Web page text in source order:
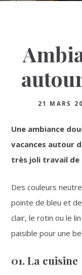
21 MARS
Une ambiance
vacances autour
très joli travail de
Des couleurs
pointe de bleu et
clair, le rotin ou le
paisible pour une
01. La cuisine